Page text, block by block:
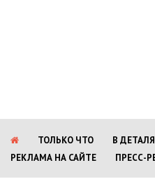
ТОЛЬКО ЧТО В
РЕКЛАМА НА САЙТЕ
ПРЕСС-